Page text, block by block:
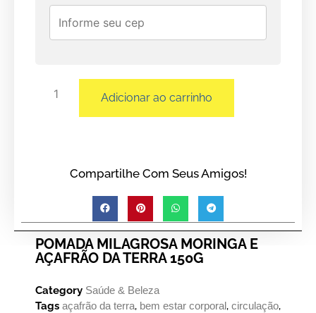
Adicionar ao carrinho
Compartilhe Com Seus Amigos!
POMADA MILAGROSA MORINGA E
AÇAFRÃO DA TERRA 150G
Category Saúde & Beleza
Tags açafrão da terra, bem estar corporal, circulação,